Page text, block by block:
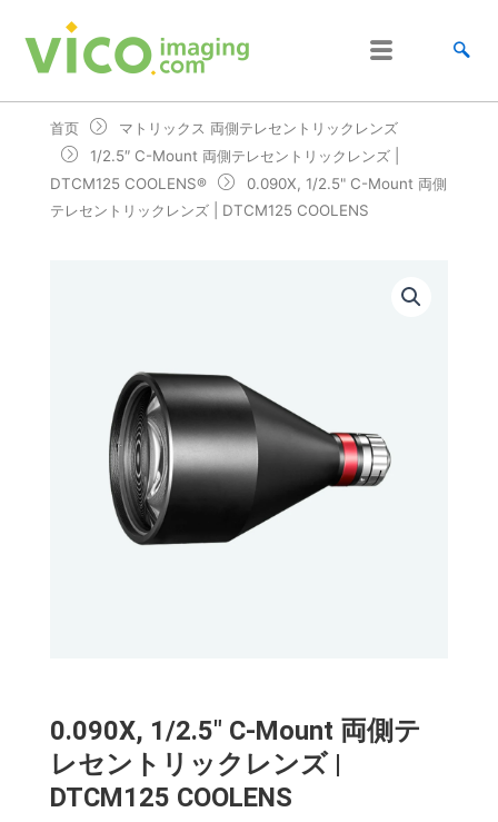
首页
マトリックス 両側テレセントリックレンズ
1/2.5″ C-Mount 両側テレセントリックレンズ |
DTCM125 COOLENS®
0.090X, 1/2.5" C-Mount 両側
テレセントリックレンズ | DTCM125 COOLENS
0.090X, 1/2.5" C-Mount 両側テ
レセントリックレンズ |
DTCM125 COOLENS